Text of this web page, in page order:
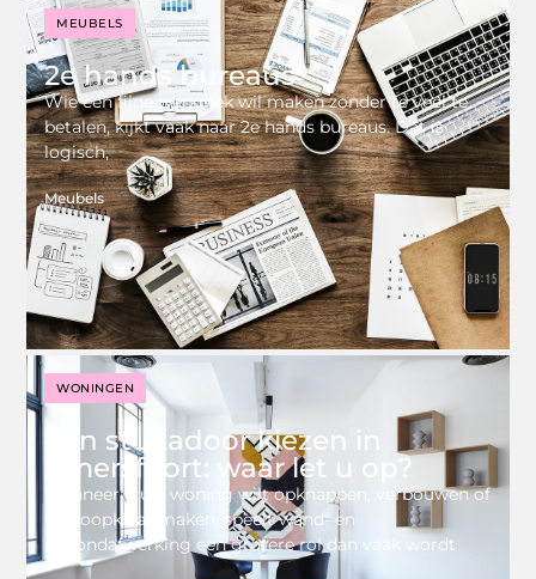
MEUBELS
2e hands bureaus
Wie een fijne werkplek wil maken zonder te veel te
betalen, kijkt vaak naar 2e hands bureaus. Dat is
logisch,
Meubels
WONINGEN
Een stukadoor kiezen in
Amersfoort: waar let u op?
Wanneer u uw woning wilt opknappen, verbouwen of
verkoopklaar maken, speelt wand- en
plafondafwerking een grotere rol dan vaak wordt